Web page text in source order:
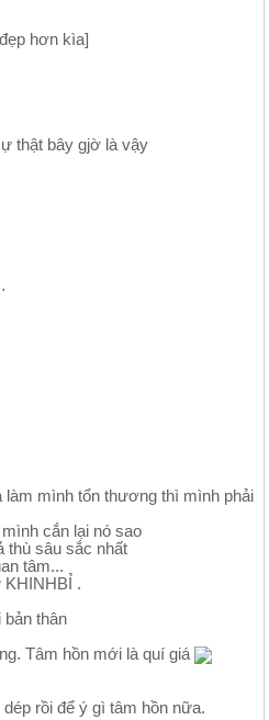
hơn kìa]
thật bây gjờ là vậy
mình tổn thương thì mình phải
cắn lại nó sao
thù sâu sắc nhất
tâm...
KHINHBỈ .
thân
Tâm hồn mới là quí giá
rồi để ý gì tâm hồn nữa.